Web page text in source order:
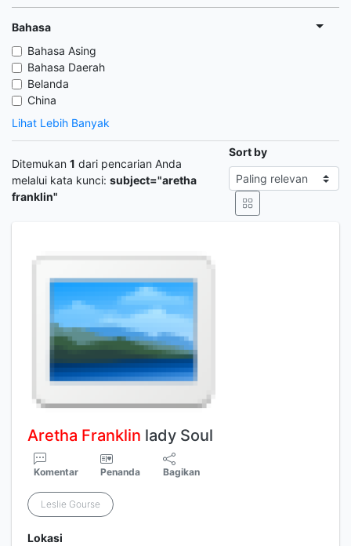
Bahasa
Bahasa Asing
Bahasa Daerah
Belanda
China
Lihat Lebih Banyak
Ditemukan 1 dari pencarian Anda
melalui kata kunci: subject="aretha
franklin"
Sort by
Aretha Franklin lady Soul
Komentar Penanda Bagikan
Leslie Gourse
Lokasi